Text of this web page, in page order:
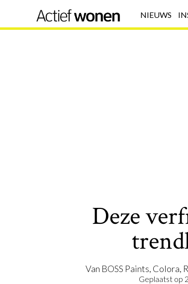
NIEUWS
Deze
Van BOSS Paints, Colora,
Geplaatst op